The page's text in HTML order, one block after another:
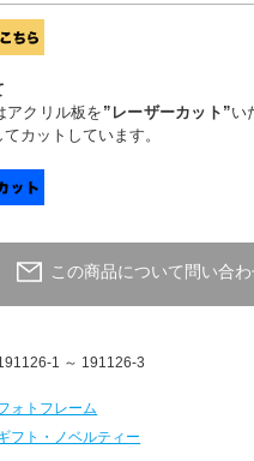
アクリル板を ”レーザーカット”い
カットしています。
この商品について問い合わ
1 ～ 191126-3
ォトフレーム
フト・ノベルティー